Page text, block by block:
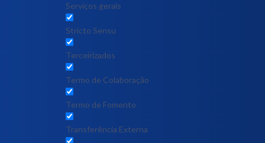
Serviços gerais
Stricto Sensu
Terceirizados
Termo de Colaboração
Termo de Fomento
Transferência Externa